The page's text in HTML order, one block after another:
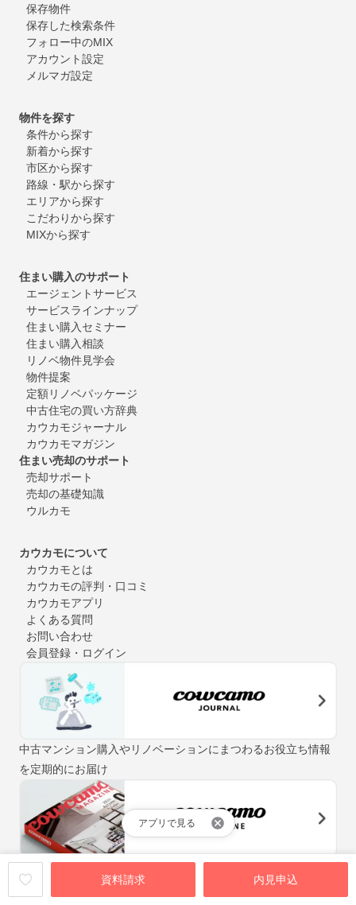
資料請求 内見申込
アプリで見る
保存物件
保存した検索条件
フォロー中のMIX
アカウント設定
メルマガ設定
物件を探す
条件から探す
新着から探す
市区から探す
路線・駅から探す
エリアから探す
こだわりから探す
MIXから探す
住まい購入のサポート
エージェントサービス
サービスラインナップ
住まい購入セミナー
住まい購入相談
リノベ物件見学会
物件提案
定額リノベパッケージ
中古住宅の買い方辞典
カウカモジャーナル
カウカモマガジン
住まい売却のサポート
売却サポート
売却の基礎知識
ウルカモ
カウカモについて
カウカモとは
カウカモの評判・口コミ
カウカモアプリ
よくある質問
お問い合わせ
会員登録・ログイン
中古マンション購入やリノベーションにまつわるお役立ち情報
を定期的にお届け
「街と暮らしの先輩マガジン」をテーマに、自分らしい住まい
探しをお手伝いするウェブマガジン